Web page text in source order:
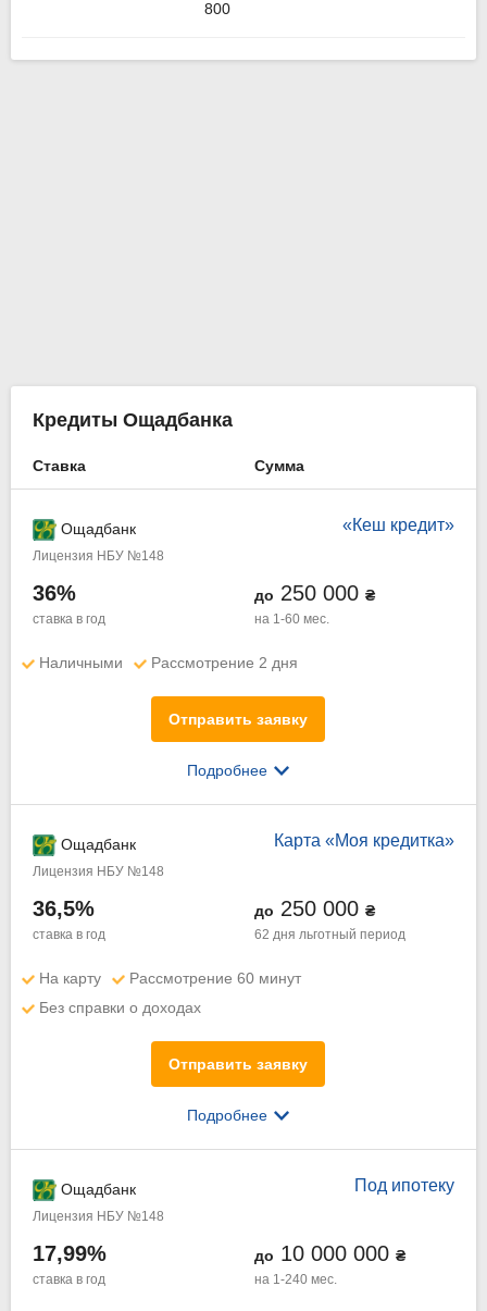
800
Кредиты Ощадбанка
Ставка Сумма
«Кеш кредит»
Ощадбанк
Лицензия НБУ №148
36%
ставка в год
до 250 000 ₴
на 1-60 мес.
Наличными Рассмотрение 2 дня
Отправить заявку
Подробнее
Карта «Моя кредитка»
Ощадбанк
Лицензия НБУ №148
36,5%
ставка в год
до 250 000 ₴
62 дня льготный период
На карту
Рассмотрение 60 минут
Без справки о доходах
Отправить заявку
Подробнее
Под ипотеку
Ощадбанк
Лицензия НБУ №148
17,99%
ставка в год
до 10 000 000 ₴
на 1-240 мес.